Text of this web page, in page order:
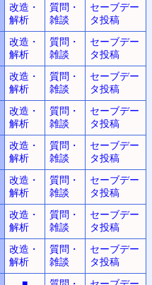
改造・
解析
質問・
雑談
セーブデー
タ投稿
改造・
解析
質問・
雑談
セーブデー
タ投稿
改造・
解析
質問・
雑談
セーブデー
タ投稿
改造・
解析
質問・
雑談
セーブデー
タ投稿
改造・
解析
質問・
雑談
セーブデー
タ投稿
改造・
解析
質問・
雑談
セーブデー
タ投稿
改造・
解析
質問・
雑談
セーブデー
タ投稿
改造・
解析
質問・
雑談
セーブデー
タ投稿